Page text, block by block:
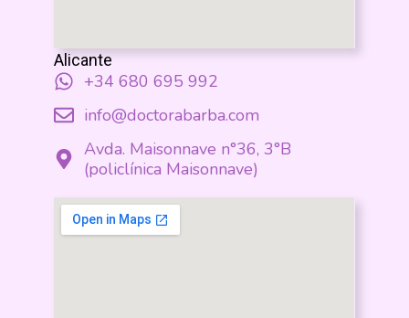
Alicante
+34 680 695 992
info@doctorabarba.com
Avda. Maisonnave n°36, 3°B
(policlínica Maisonnave)